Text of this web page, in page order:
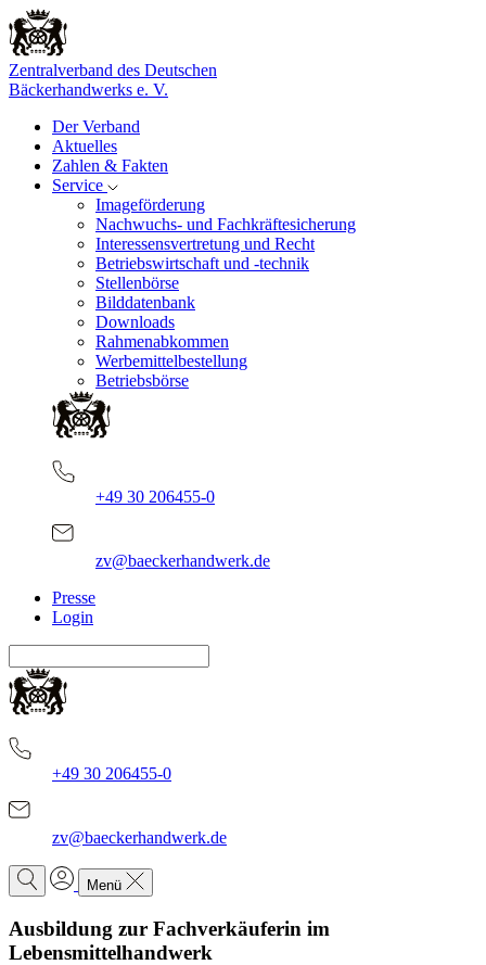
Zentralverband des Deutschen
Bäckerhandwerks e. V.
Der Verband
Aktuelles
Zahlen & Fakten
Service
Imageförderung
Nachwuchs- und Fachkräftesicherung
Interessensvertretung und Recht
Betriebswirtschaft und -technik
Stellenbörse
Bilddatenbank
Downloads
Rahmenabkommen
Werbemittelbestellung
Betriebsbörse
+49 30 206455-0
zv@baeckerhandwerk.de
Presse
Login
+49 30 206455-0
zv@baeckerhandwerk.de
Menü
Ausbildung zur Fachverkäuferin im
Lebensmittelhandwerk